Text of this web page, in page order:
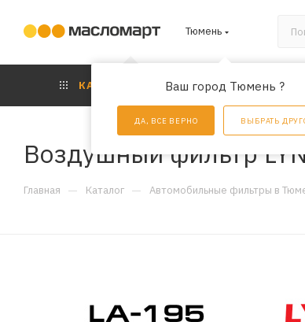
Тюмень
Ваш город Тюмень ?
ДА, ВСЕ ВЕРНО ВЫБРАТЬ
КАТАЛОГ АКЦИИ
Воздушный фильтр
Главная — Каталог — Автомобильные фильтры в